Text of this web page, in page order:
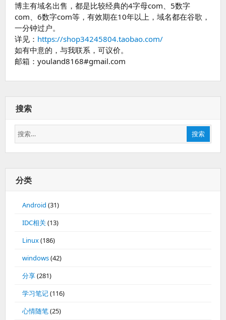
态
栏
博主有域名出售，都是比较经典的4字母com、5数字
com、6数字com等，有效期在10年以上，域名都在谷歌，
一分钟过户。
详见： https://shop34245804.taobao.com/
如有中意的，与我联系，可议价。
邮箱：youland8168#gmail.com
搜索
搜
索：
搜索
分类
Android (31)
IDC相关(13)
Linux(186)
windows(42)
分享(281)
学习笔记(116)
心情随笔(25)